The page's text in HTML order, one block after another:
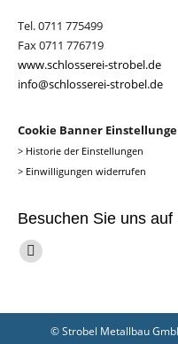
Tel. 0711 775499
Fax 0711 776719
www.schlosserei-strobel.de
info@schlosserei-strobel.de
Cookie Banner
> Historie der Einstellungen
> Einwilligungen widerrufen
Besuchen Sie uns auf
Finden Sie uns auf:
Facebook
© Strobel Metallbau